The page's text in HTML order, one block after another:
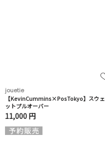
jouetie
【KevinCummins×PosTokyo】スウェ
ットプルオーバー
11,000 円